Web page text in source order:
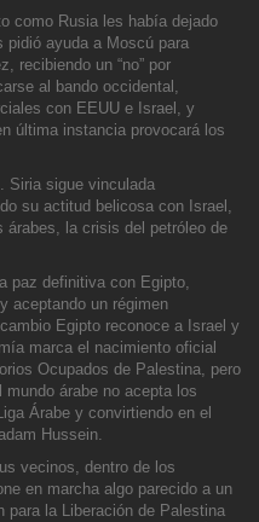
como Rusia les había dejado
pidió ayuda a Moscú para
recibiendo un “no” por
al bando occidental,
con EEUU e Israel, y
última instancia provocará los
Siria sigue vinculada
su actitud belicosa con Israel,
la crisis del petróleo de
paz definitiva con Egipto,
aceptando un régimen
Egipto reconoce a Israel y
marca el nacimiento oficial
Ocupados de Palestina, pero
árabe no acepta los
Árabe y convirtiendo en el
Hussein.
vecinos, dentro de los
en marcha algo parecido a un
para la Liberación de Palestina